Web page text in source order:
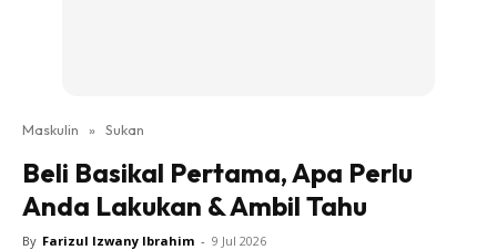
Maskulin » Sukan
Beli Basikal Pertama, Apa Perlu
Anda Lakukan & Ambil Tahu
By Farizul Izwany Ibrahim - 9 Jul 2026